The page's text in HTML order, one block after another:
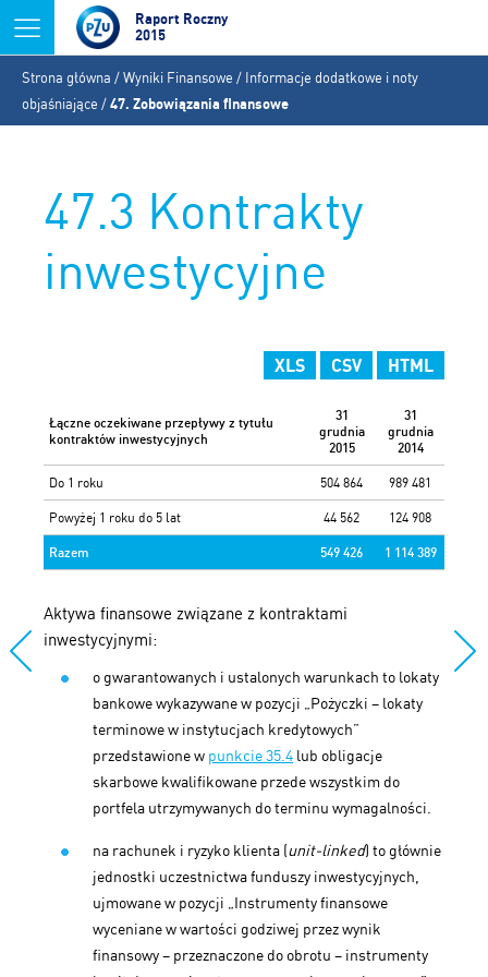
Jump to navigation
Raport Roczny
2015
Jesteś
tutaj
Strona główna /Wyniki Finansowe / Informacje dodatkowe i noty
objaśniające /47. Zobowiązania finansowe
47.3 Kontrakty
inwestycyjne
XLS CSV HTML
Łączne oczekiwane przepływy z tytułu
kontraktów inwestycyjnych
31
grudnia
2015
31
grudnia
2014
Do 1 roku 504 864 989 481
Powyżej 1 roku do 5 lat 44 562 124 908
Razem 549 426 1 114 389
Aktywa finansowe związane z kontraktami
inwestycyjnymi:
o gwarantowanych i ustalonych warunkach to lokaty
bankowe wykazywane w pozycji „Pożyczki – lokaty
terminowe w instytucjach kredytowych”
przedstawione w punkcie 35.4 lub obligacje
skarbowe kwalifikowane przede wszystkim do
portfela utrzymywanych do terminu wymagalności.
na rachunek i ryzyko klienta (unit-linked) to głównie
jednostki uczestnictwa funduszy inwestycyjnych,
ujmowane w pozycji „Instrumenty finansowe
wyceniane w wartości godziwej przez wynik
finansowy – przeznaczone do obrotu – instrumenty